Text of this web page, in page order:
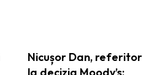
Nicușor Dan, referitor
la decizia Moody’s: